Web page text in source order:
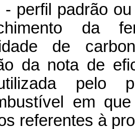
- perfil padrão
da
de
da nota de
pelo
em
referentes à